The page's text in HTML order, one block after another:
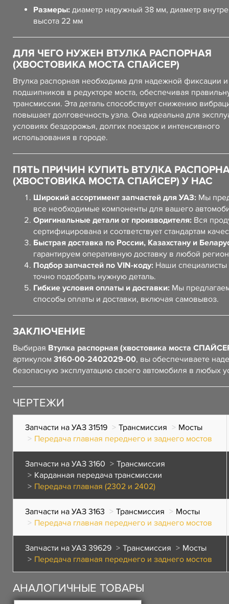
Размеры: диаметр наружный 38 мм, диаметр
высота 22 мм
ДЛЯ ЧЕГО НУЖЕН ВТУЛКА РАСПОРНАЯ
(ХВОСТОВИКА МОСТА СПАЙСЕР)
Втулка распорная необходима для надежной фиксации
подшипников в редукторе моста, обеспечивая
трансмиссии. Эта деталь способствует снижению
повышает долговечность узла. Она идеальна для
условиях бездорожья, долгих поездок и интенсивного
использования в городе.
ПЯТЬ ПРИЧИН КУПИТЬ ВТУЛКА
(ХВОСТОВИКА МОСТА СПАЙСЕР) У НАС
Широкий ассортимент запчастей для УАЗ: Мы
все необходимые компоненты для вашего
Оригинальные детали от производителя: Вся
сертифицирована и соответствует стандартам
Быстрая доставка по России, Казахстану и
гарантируем оперативную доставку в любой
Подбор запчастей по VIN-коду: Наши специалисты
точно подобрать нужную деталь.
Гибкие условия оплаты и доставки: Мы
способы оплаты и доставки, включая самовывоз.
ЗАКЛЮЧЕНИЕ
Выбирая Втулка распорная (хвостовика моста
артикулом 3160-00-2402029-00, вы обеспечиваете
безопасную эксплуатацию своего автомобиля в любых
ЧЕРТЕЖИ
Запчасти на УАЗ 31519 Трансмиссия
Мосты
Передача главная переднего и заднего мостов
Запчасти на УАЗ 3160
Трансмиссия
Карданная передача трансмиссии
Передача главная (2302 и 2402)
Запчасти на УАЗ 3163 Трансмиссия
Мосты
Передача главная переднего и заднего мостов
Запчасти на УАЗ 39629 Трансмиссия
Мосты
Передача главная переднего и заднего мостов
АНАЛОГИЧНЫЕ ТОВАРЫ